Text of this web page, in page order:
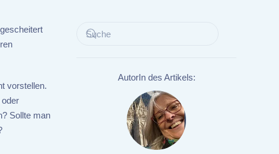
vorstellen.
Sollte man
AutorIn des Artikels: